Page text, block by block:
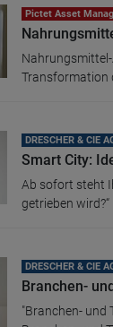
Pictet Asset
Transformation
DRESCHER & CIE
Smart City:
Ab sofort steht
getrieben wird?“
DRESCHER & CIE
Branchen-
"Branchen- und